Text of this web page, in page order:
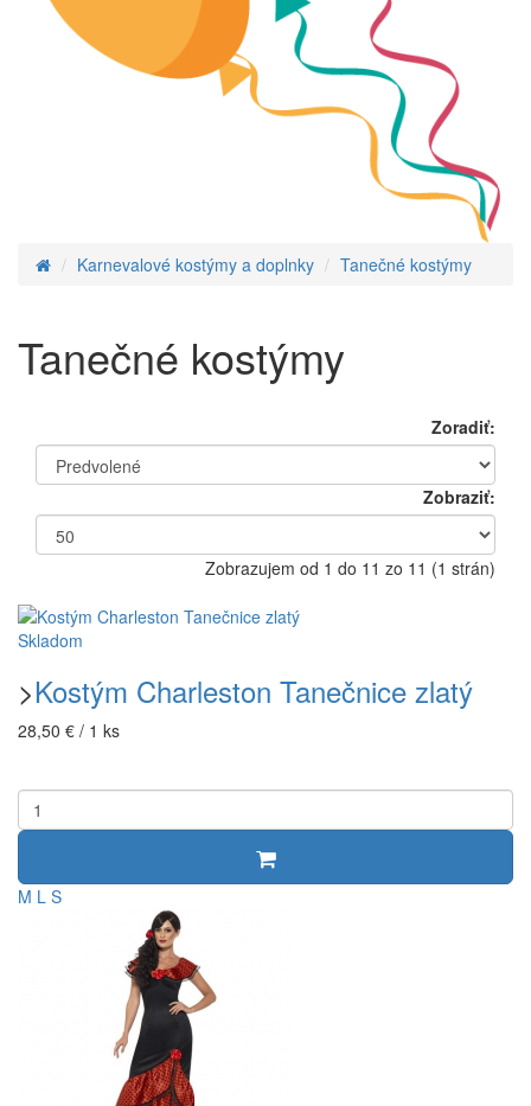
Karnevalové kostýmy a doplnky Tanečné kostýmy
Tanečné kostýmy
Zoradiť:
Zobraziť:
Zobrazujem od 1 do 11 zo 11 (1 strán)
Skladom
>Kostým Charleston Tanečnice zlatý
28,50 € / 1 ks
M L S